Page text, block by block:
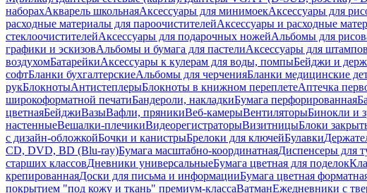
наборахАкварель школьнаяАксессуары для минимоекАксессуары для
расходные материалы для пароочистителейАксессуары и расходные
стеклоочистителейАксессуары для подарочных ножейАльбомы для
графики и эскизовАльбомы и бумага для пастелиАксессуары для
воздухомБатарейкиАксессуары к кулерам для воды, помпыБейджи и
софтБланки бухгалтерскиеАльбомы для черченияБланки медицинские
рукБлокнотыАнтистеплерыБлокноты в книжном переплетеАптечка
широкоформатной печатиБандероли, накладкиБумага перфорированная
цветнаяБейджиВазыВафли, пряникиВеб-камерыВентиляторыБинокли и
настенныеВешалки-плечикиВидеорегистраторыВизитницыБлоки
с дизайн-обложкойБочки и канистрыБрелоки для ключейБулавки
CD, DVD, BD (Blu-ray)Бумага масштабно-координатнаяДиспенсеры для
старших классовДневники универсальныеБумага цветная для поделок
крепированнаяДоски для письма и информацииБумага цветная
покрытием "под кожу и ткань" премиум-классаВатманЕжедневники с